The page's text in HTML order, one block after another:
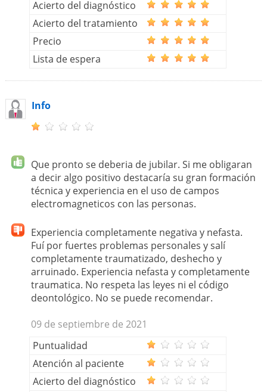
Acierto del diagnóstico
Acierto del tratamiento
Precio
Lista de espera
Info
Que pronto se deberia de jubilar. Si me obligaran
a decir algo positivo destacaría su gran formación
técnica y experiencia en el uso de campos
electromagneticos con las personas.
Experiencia completamente negativa y nefasta.
Fuí por fuertes problemas personales y salí
completamente traumatizado, deshecho y
arruinado. Experiencia nefasta y completamente
traumatica. No respeta las leyes ni el código
deontológico. No se puede recomendar.
09 de septiembre de 2021
Puntualidad
Atención al paciente
Acierto del diagnóstico